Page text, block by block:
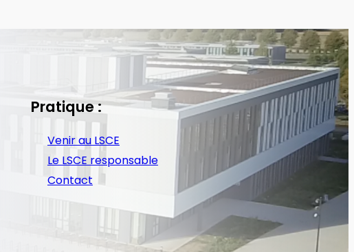
Pratique :
Venir au LSCE
Le LSCE responsable
Contact